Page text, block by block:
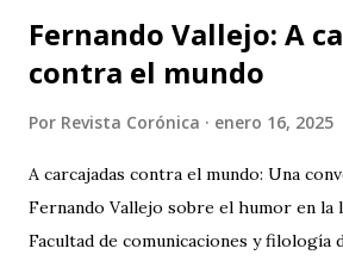
Fernando Vallejo: A
contra el mundo
Por Revista Corónica enero 16, 2025
A carcajadas contra el mundo: Una
Fernando Vallejo sobre el humor en la
Facultad de comunicaciones y filología